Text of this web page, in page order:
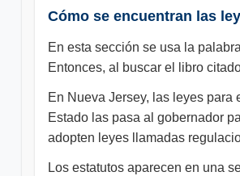
Cómo se encuentran las
En esta sección se usa la palabra
Entonces, al buscar el libro
En Nueva Jersey, las leyes
Estado las pasa al gobernador
adopten leyes llamadas
Los estatutos aparecen en una